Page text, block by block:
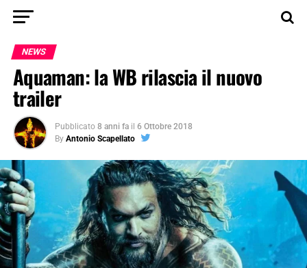
NEWS
Aquaman: la WB rilascia il nuovo
trailer
Pubblicato 8 anni fa il 6 Ottobre 2018
By Antonio Scapellato